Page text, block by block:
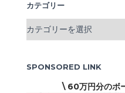
カテゴリー
カ
リ
SPONSORED LINK
\ 60万円分のボ